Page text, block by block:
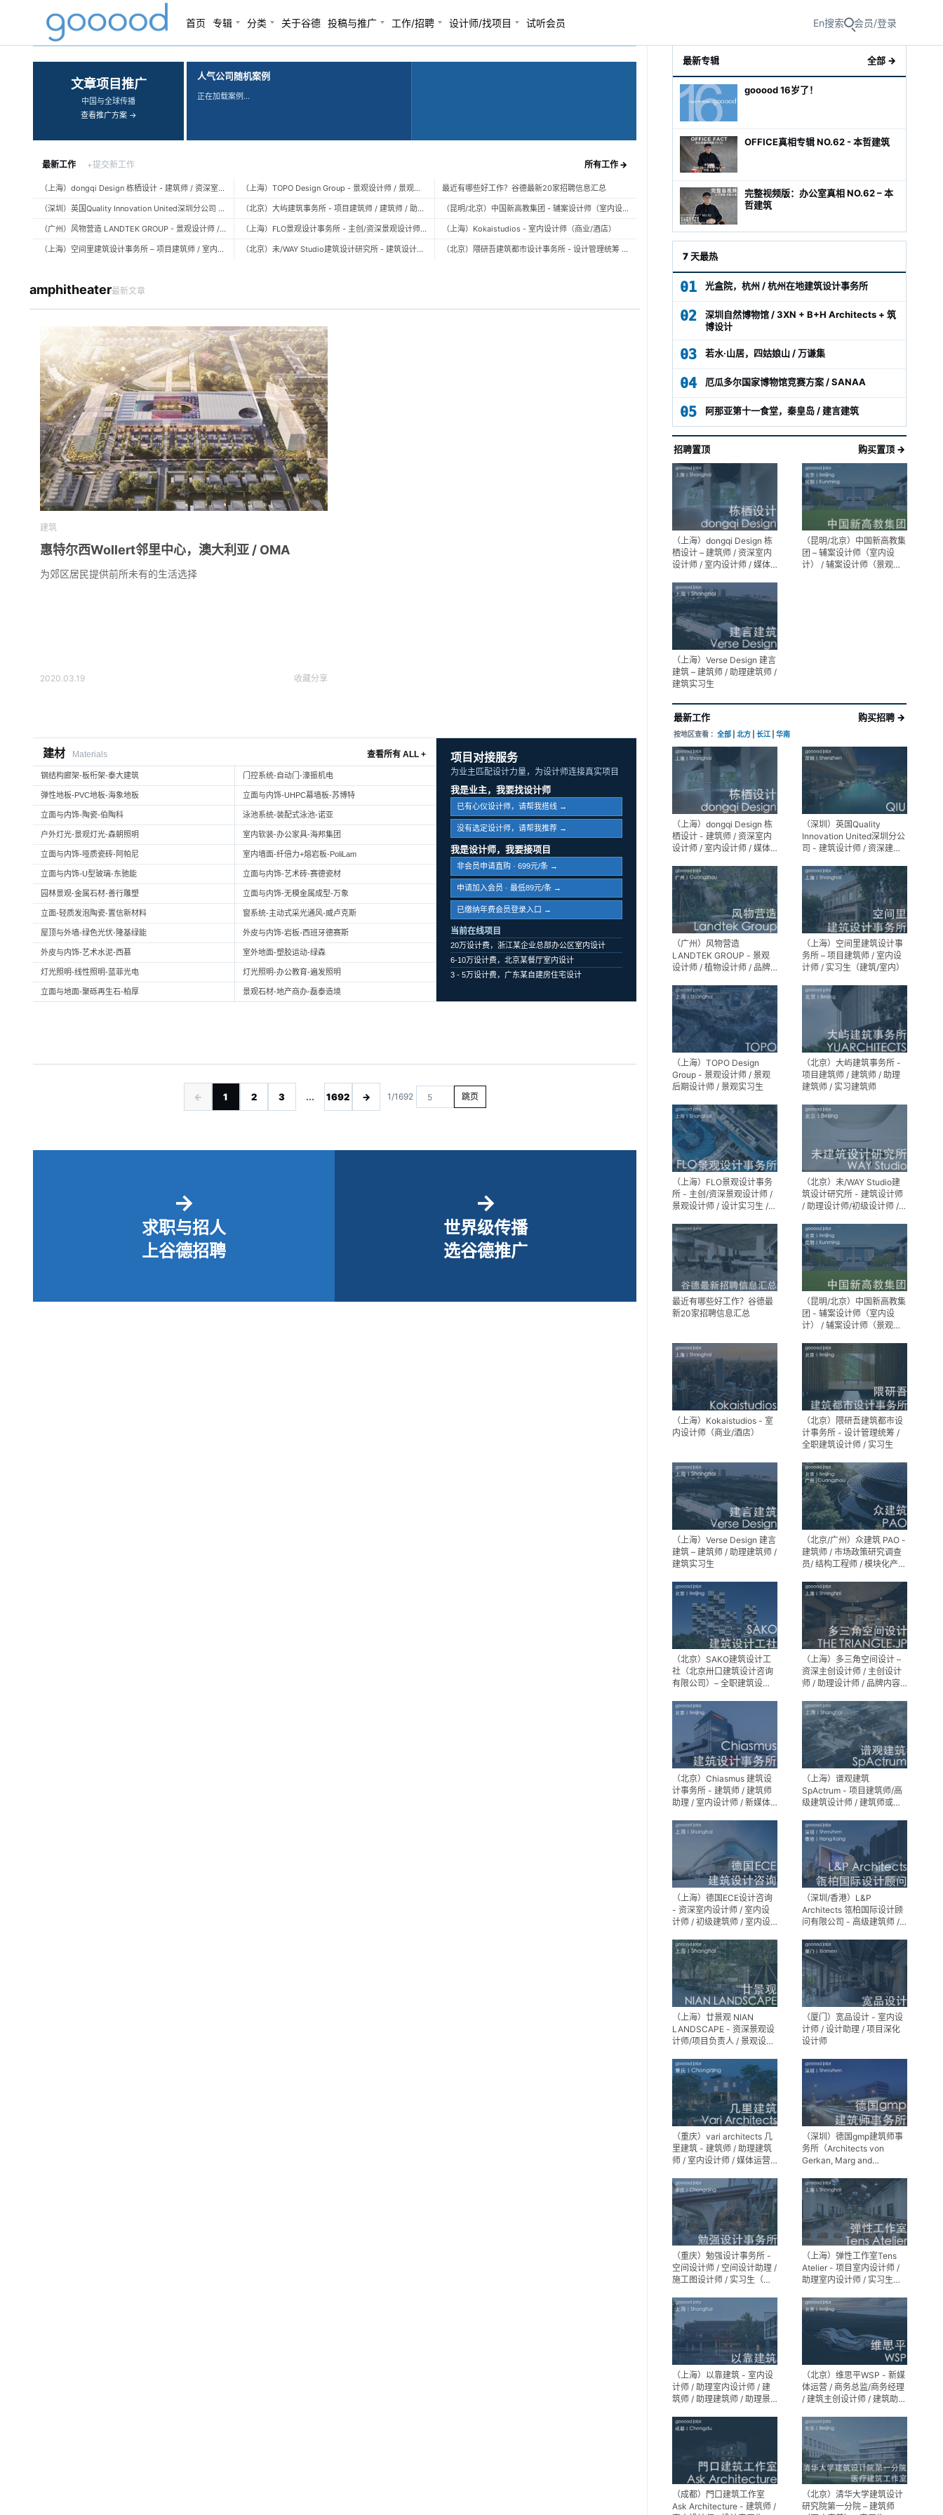
首页 专辑 分类 关于谷德 投稿与推广 工作/招聘 设计师/找项目 试听会员 En搜索 会员/登录
‹ ›
文章项目推广
中国与全球传播
查看推广方案 →
人气公司随机案例
正在加载案例…
最新工作 +提交新工作 所有工作 →
（上海）dongqi Design 栋栖设计 - 建筑师 / 资深室内设计师 / 室内设计师 / 媒体及公共关系主管 / 设计实习生（常年招聘）
（深圳）英国Quality Innovation United深圳分公司 - 建筑设计师 / 资深建筑设计师 / 室内设计师 / 设计实习生
（广州）风物营造 LANDTEK GROUP - 景观设计师 / 植物设计师 / 品牌运营 / 实习生
（上海）空间里建筑设计事务所 – 项目建筑师 / 室内设计师 / 实习生（建筑/室内）
（上海）TOPO Design Group - 景观设计师 / 景观后期设计师 / 景观实习生
（北京）大屿建筑事务所 - 项目建筑师 / 建筑师 / 助理建筑师 / 实习建筑师
（上海）FLO景观设计事务所 - 主创/资深景观设计师 / 景观设计师 / 设计实习生 / 商务行政助理 / 助理施工图设计师
（北京）未/WAY Studio建筑设计研究所 - 建筑设计师 / 助理设计师/初级设计师 / 实习生 / 办公室行政与商务助理
最近有哪些好工作？谷德最新20家招聘信息汇总
（昆明/北京）中国新高教集团 - 辅案设计师（室内设计） / 辅案设计师（景观设计）/ 生活空间组长/教学空间组长 / 平面设计高级经理 / 展陈设计高级经理
（上海）Kokaistudios - 室内设计师（商业/酒店）
（北京）隈研吾建筑都市设计事务所 - 设计管理统筹 / 全职建筑设计师 / 实习生
amphitheater最新文章
建筑
惠特尔西Wollert邻里中心，澳大利亚 / OMA
为郊区居民提供前所未有的生活选择
2020.03.19 收藏分享
建材 Materials 查看所有 ALL +
钢结构廊架-板桁架-泰大建筑 门控系统-自动门-濠振机电
弹性地板-PVC地板-海象地板 立面与内饰-UHPC幕墙板-苏博特
立面与内饰-陶瓷-伯陶科 泳池系统-装配式泳池-诺亚
户外灯光-景观灯光-森朝照明 室内软装-办公家具-海邦集团
立面与内饰-哑质瓷砖-阿帕尼 室内墙面-纤倍力+熔岩板-PoliLam
立面与内饰-U型玻璃-东驰能 立面与内饰-艺术砖-赛德瓷材
园林景观-金属石材-善行雕塑 立面与内饰-无模金属成型-万象
立面-轻质发泡陶瓷-置信新材料 窗系统-主动式采光通风-威卢克斯
屋顶与外墙-绿色光伏-隆基绿能 外皮与内饰-岩板-西班牙德赛斯
外皮与内饰-艺术水泥-西慕 室外地面-塑胶运动-绿森
灯光照明-线性照明-蓝菲光电 灯光照明-办公教育-遍发照明
立面与地面-聚砾再生石-柏厚 景观石材-地产商办-磊泰造境
项目对接服务
为业主匹配设计力量，为设计师连接真实项目
我是业主，我要找设计师
已有心仪设计师，请帮我搭线 →
没有选定设计师，请帮我推荐 →
我是设计师，我要接项目
非会员申请直购 · 699元/条 →
申请加入会员 · 最低89元/条 →
已缴纳年费会员登录入口 →
当前在线项目
20万设计费，浙江某企业总部办公区室内设计
6-10万设计费，北京某餐厅室内设计
3 - 5万设计费，广东某自建房住宅设计
← 1 2 3 ... 1692 → 1/1692 跳页
→
求职与招人
上谷德招聘
→
世界级传播
选谷德推广
最新专辑 全部 →
gooood 16岁了！
OFFICE真相专辑 NO.62 - 本哲建筑
完整视频版：办公室真相 NO.62 – 本
哲建筑
7 天最热
01 光盒院，杭州 / 杭州在地建筑设计事务所
02
深圳自然博物馆 / 3XN + B+H Architects + 筑
博设计
03 若水·山居，四姑娘山 / 万谦集
04 厄瓜多尔国家博物馆竞赛方案 / SANAA
05 阿那亚第十一食堂，秦皇岛 / 建言建筑
招聘置顶 购买置顶 →
（上海）dongqi Design 栋
栖设计 – 建筑师 / 资深室内
设计师 / 室内设计师 / 媒体
生（常年招聘）
（昆明/北京）中国新高教集
团 – 辅案设计师（室内设
计） / 辅案设计师（景观设
（上海）Verse Design 建言
建筑 – 建筑师 / 助理建筑师 /
建筑实习生
最新工作 购买招聘 →
按地区查看 ： 全部 北方 长江 华南
（上海）dongqi Design 栋
栖设计 - 建筑师 / 资深室内
设计师 / 室内设计师 / 媒体
生（常年招聘）
（深圳）英国Quality
Innovation United深圳分公
司 - 建筑设计师 / 资深建筑
实习生
（广州）风物营造
LANDTEK GROUP - 景观
设计师 / 植物设计师 / 品牌
（上海）空间里建筑设计事
务所 – 项目建筑师 / 室内设
计师 / 实习生（建筑/室内）
（上海）TOPO Design
Group - 景观设计师 / 景观
后期设计师 / 景观实习生
（北京）大屿建筑事务所 -
项目建筑师 / 建筑师 / 助理
建筑师 / 实习建筑师
（上海）FLO景观设计事务
所 - 主创/资深景观设计师 /
景观设计师 / 设计实习生 /
设计师
（北京）未/WAY Studio建
筑设计研究所 - 建筑设计师
/ 助理设计师/初级设计师 /
助理
最近有哪些好工作？谷德最
新20家招聘信息汇总
（昆明/北京）中国新高教集
团 - 辅案设计师（室内设
计） / 辅案设计师（景观设
间组长 / 平面设计高级经理 /
展陈设计高级经理
（上海）Kokaistudios - 室
内设计师（商业/酒店）
（北京）隈研吾建筑都市设
计事务所 - 设计管理统筹 /
全职建筑设计师 / 实习生
（上海）Verse Design 建言
建筑 – 建筑师 / 助理建筑师 /
建筑实习生
（北京/广州）众建筑 PAO -
建筑师 / 市场政策研究调查
员/ 结构工程师 / 模块化产品
师 / 机电工程师 / 实习生
（北京）SAKO建筑设计工
社（北京卅口建筑设计咨询
有限公司）– 全职建筑设计
（上海）多三角空间设计 –
资深主创设计师 / 主创设计
师 / 助理设计师 / 品牌内容
（北京）Chiasmus 建筑设
计事务所 - 建筑师 / 建筑师
助理 / 室内设计师 / 新媒体
（上海）谱观建筑
SpActrum - 项目建筑师/高
级建筑设计师 / 建筑师或助
媒体助理 / 实习生（建筑设
计/媒体，长期有效）
（上海）德国ECE设计咨询
- 资深室内设计师 / 室内设
计师 / 初级建筑师 / 室内设
习生
（深圳/香港）L&P
Architects 瓴柏国际设计顾
问有限公司 - 高级建筑师 /
精装设计师
（上海）廿景观 NIAN
LANDSCAPE - 资深景观设
计师/项目负责人 / 景观设计
（厦门）宽品设计 - 室内设
计师 / 设计助理 / 项目深化
设计师
（重庆）vari architects 几
里建筑 - 建筑师 / 助理建筑
师 / 室内设计师 / 媒体运营
（深圳）德国gmp建筑师事
务所（Architects von
Gerkan, Marg and
（重庆）勉强设计事务所 -
空间设计师 / 空间设计助理 /
施工图设计师 / 实习生（长
（上海）弹性工作室Tens
Atelier - 项目室内设计师 /
助理室内设计师 / 实习生
（上海）以靠建筑 - 室内设
计师 / 助理室内设计师 / 建
筑师 / 助理建筑师 / 助理景
（北京）维思平WSP - 新媒
体运营 / 商务总监/商务经理
/ 建筑主创设计师 / 建筑助理
（成都）門口建筑工作室
Ask Architecture - 建筑师 /
（北京）清华大学建筑设计
研究院第一分院 – 建筑师